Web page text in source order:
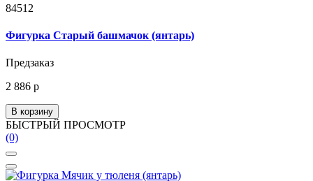
84512
Фигурка Старый башмачок (янтарь)
Предзаказ
2 886 р
В корзину
БЫСТРЫЙ ПРОСМОТР
(0)